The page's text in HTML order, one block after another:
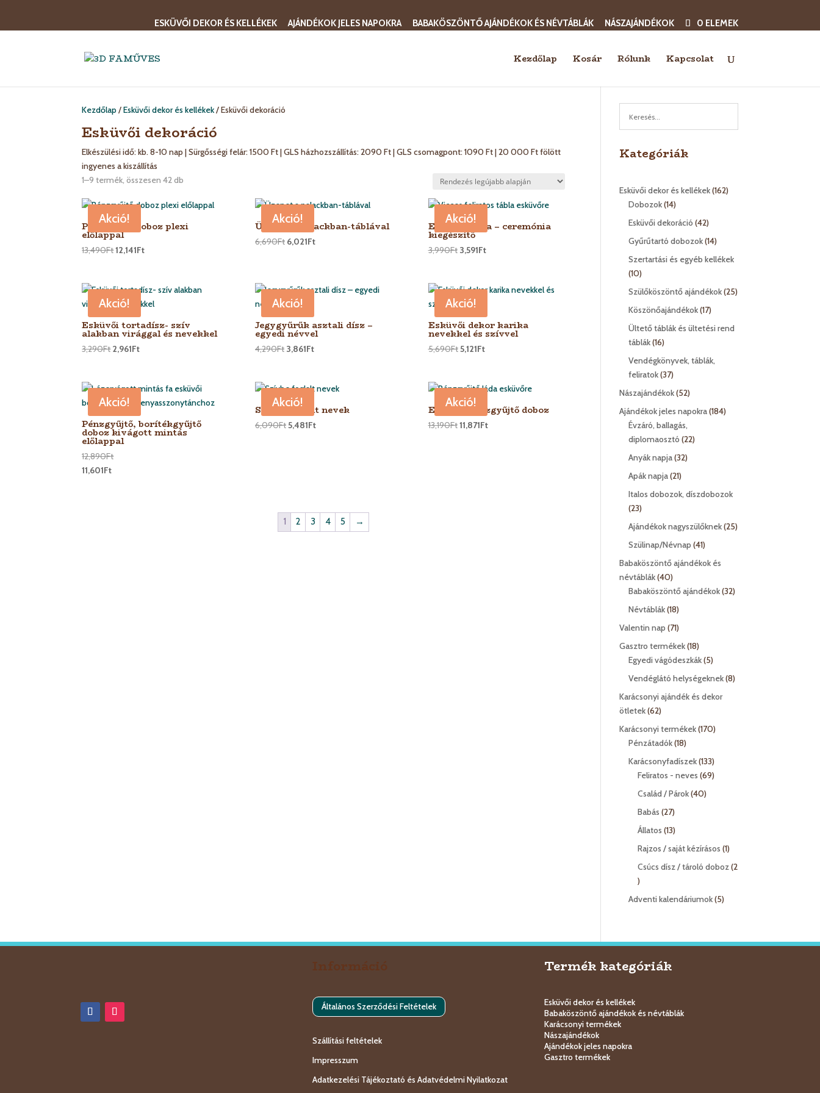
ESKÜVŐI DEKOR ÉS KELLÉKEK AJÁNDÉKOK JELES NAPOKRA BABAKÖSZÖNTŐ AJÁNDÉKOK ÉS NÉVTÁBLÁK NÁSZAJÁNDÉKOK 0 ELEMEK
Kezdőlap Kosár Rólunk Kapcsolat
Kezdőlap/Esküvői dekor és kellékek/ Esküvői dekoráció
Esküvői dekoráció
Elkészülési idő: kb. 8-10 nap | Sürgősségi felár: 1500 Ft | GLS házhozszállítás: 2090 Ft | GLS csomagpont: 1090 Ft | 20 000 Ft fölött
ingyenes a kiszállítás
1–9 termék, összesen 42 db
latest
Akció!
Pénzgyűjtő doboz plexi
előlappal
13,490Ft12,141Ft
Akció!
Üzenet a palackban-táblával
6,690Ft 6,021Ft
Akció!
Esküvői tábla – ceremónia
kiegészítő
3,990Ft 3,591Ft
Akció!
Esküvői tortadísz- szív
alakban virággal és nevekkel
3,290Ft2,961Ft
Akció!
Jegygyűrűk asztali dísz –
egyedi névvel
4,290Ft 3,861Ft
Akció!
Esküvői dekor karika
nevekkel és szívvel
5,690Ft5,121Ft
Akció!
Pénzgyűjtő, borítékgyűjtő
doboz kivágott mintás
előlappal
12,890Ft
11,601Ft
Akció!
Szívbe foglalt nevek
6,090Ft5,481Ft
Akció!
Esküvői pénzgyűjtő doboz
13,190Ft11,871Ft
1 2 3 4 5 →
Kategóriák
Esküvői dekor és kellékek 162162
Dobozok 1414
termék
Esküvői dekoráció 4242
termék
Gyűrűtartó dobozok 1414
termék
Szertartási és egyéb kellékek
1010
termék
Szülőköszöntő ajándékok 2525
Köszönőajándékok 1717
termék
Ültető táblák és ültetési rend
táblák 1616
termék
Vendégkönyvek, táblák,
feliratok 3737
termék
Nászajándékok 5252
termék
Ajándékok jeles napokra 184184
Évzáró, ballagás,
diplomaosztó 2222
Anyák napja 3232
Apák napja 2121
termék
Italos dobozok, díszdobozok
2323
termék
Ajándékok nagyszülőknek 2525
Szülinap/Névnap 4141
termék
Babaköszöntő ajándékok és
névtáblák 4040
termék
Babaköszöntő ajándékok 3232
Névtáblák 1818
termék
Valentin nap 7171
termék
Gasztro termékek 1818
termék
Egyedi vágódeszkák 55
termék
Vendéglátó helységeknek 88
Karácsonyi ajándék és dekor
ötletek 6262
termék
Karácsonyi termékek 170170
Pénzátadók 1818
termék
Karácsonyfadíszek 133133
termék
Feliratos - neves 6969
Család / Párok 4040
Babás 2727
termék
Állatos 1313
termék
Rajzos / saját kézírásos 11
termék
Csúcs dísz / tároló doboz 2
2
termék
Adventi kalendáriumok 55
Információ
Általános Szerződési Feltételek
Szállítási feltételek
Impresszum
Adatkezelési Tájékoztató és Adatvédelmi Nyilatkozat
Termék kategóriák
Esküvői dekor és kellékek
Babaköszöntő ajándékok és névtáblák
Karácsonyi termékek
Nászajándékok
Ajándékok jeles napokra
Gasztro termékek